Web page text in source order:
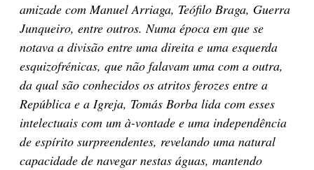
amizade com Manuel Arriaga, Teófilo Braga, Guerra
Junqueiro, entre outros. Numa época em que se
notava a divisão entre uma direita e uma esquerda
esquizofrénicas, que não falavam uma com a outra,
da qual são conhecidos os atritos ferozes entre a
República e a Igreja, Tomás Borba lida com esses
intelectuais com um à-vontade e uma independência
de espírito surpreendentes, revelando uma natural
capacidade de navegar nestas águas, mantendo